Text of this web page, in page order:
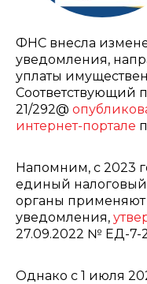
ФНС внесла
уведомления,
уплаты
Соответствующий
21/292@
интернет-портале
Напомним, с 2023
единый
органы применяют
уведомления,
27.09.2022 № ЕД-7-
Однако с 1 июля